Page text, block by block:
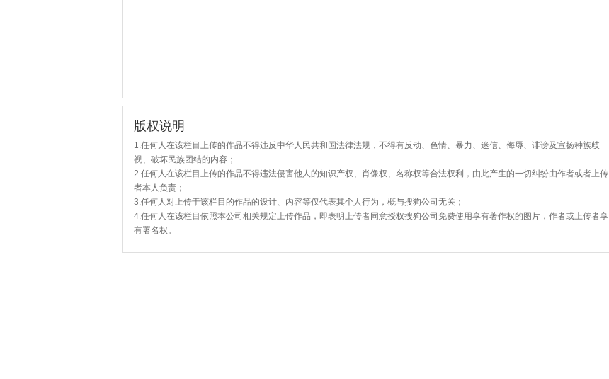
版权说明
1.任何人在该栏目上传的作品不得违反中华人民共和国法律法规，不得有反动、色情、暴力、迷信、侮辱、诽谤及宣扬种族歧
视、破坏民族团结的内容；
2.任何人在该栏目上传的作品不得违法侵害他人的知识产权、肖像权、名称权等合法权利，由此产生的一切纠纷由作者或者上传
者本人负责；
3.任何人对上传于该栏目的作品的设计、内容等仅代表其个人行为，概与搜狗公司无关；
4.任何人在该栏目依照本公司相关规定上传作品，即表明上传者同意授权搜狗公司免费使用享有著作权的图片，作者或上传者享
有署名权。